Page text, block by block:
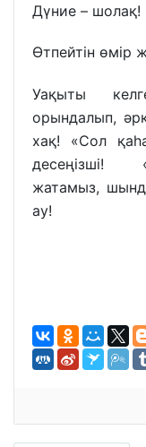
Дүние – шолақ!
Өтпейтін өмір
Уақыты
орындалып,
хақ! «Сол
десеңізші!
жатамыз,
ау!